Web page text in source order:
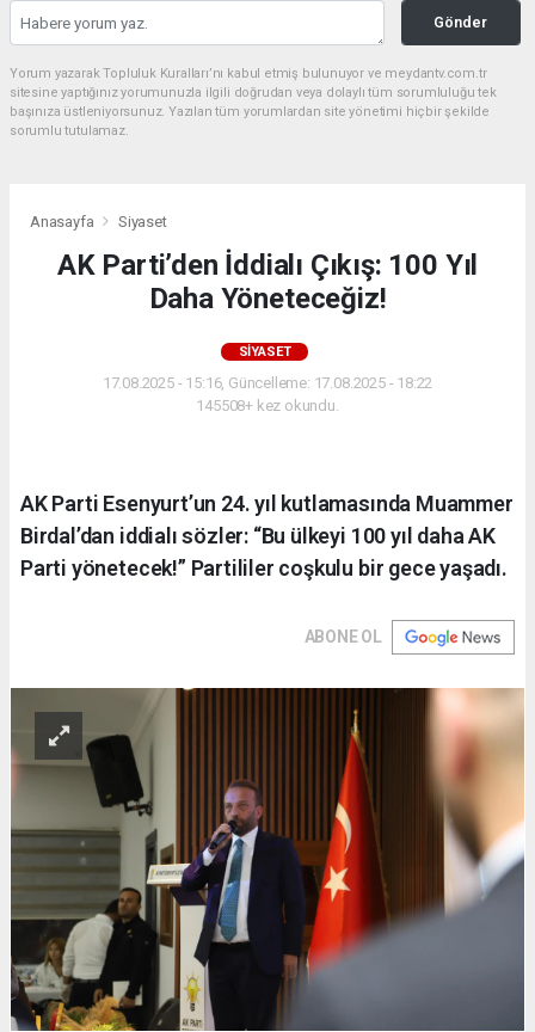
Gönder
Yorum yazarak Topluluk Kuralları’nı kabul etmiş bulunuyor ve meydantv.com.tr
sitesine yaptığınız yorumunuzla ilgili doğrudan veya dolaylı tüm sorumluluğu tek
başınıza üstleniyorsunuz. Yazılan tüm yorumlardan site yönetimi hiçbir şekilde
sorumlu tutulamaz.
Anasayfa Siyaset
AK Parti’den İddialı Çıkış: 100 Yıl
Daha Yöneteceğiz!
SIYASET
17.08.2025 - 15:16, Güncelleme: 17.08.2025 - 18:22
145508+ kez okundu.
AK Parti Esenyurt’un 24. yıl kutlamasında Muammer
Birdal’dan iddialı sözler: “Bu ülkeyi 100 yıl daha AK
Parti yönetecek!” Partililer coşkulu bir gece yaşadı.
ABONE OL